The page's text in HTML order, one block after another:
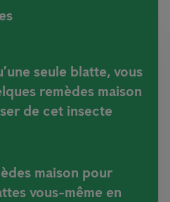
seule blatte, vous
remèdes maison
de cet insecte
maison pour
vous-même en